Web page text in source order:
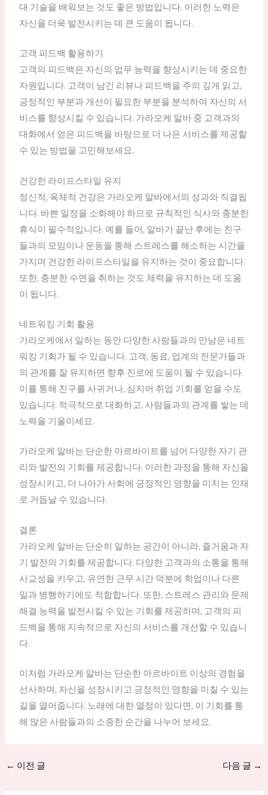
대 기술을 배워보는 것도 좋은 방법입니다. 이러한 노력은
자신을 더욱 발전시키는 데 큰 도움이 됩니다.
고객 피드백 활용하기
고객의 피드백은 자신의 업무 능력을 향상시키는 데 중요한
자원입니다. 고객이 남긴 리뷰나 피드백을 주의 깊게 읽고,
긍정적인 부분과 개선이 필요한 부분을 분석하여 자신의 서
비스를 향상시킬 수 있습니다. 가라오케 알바 중 고객과의
대화에서 얻은 피드백을 바탕으로 더 나은 서비스를 제공할
수 있는 방법을 고민해보세요.
건강한 라이프스타일 유지
정신적, 육체적 건강은 가라오케 알바에서의 성과와 직결됩
니다. 바쁜 일정을 소화해야 하므로 규칙적인 식사와 충분한
휴식이 필수적입니다. 예를 들어, 알바가 끝난 후에는 친구
들과의 모임이나 운동을 통해 스트레스를 해소하는 시간을
가지며 건강한 라이프스타일을 유지하는 것이 중요합니다.
또한, 충분한 수면을 취하는 것도 체력을 유지하는 데 도움
이 됩니다.
네트워킹 기회 활용
가라오케에서 일하는 동안 다양한 사람들과의 만남은 네트
워킹 기회가 될 수 있습니다. 고객, 동료, 업계의 전문가들과
의 관계를 잘 유지하면 향후 진로에 도움이 될 수 있습니다.
이를 통해 친구를 사귀거나, 심지어 취업 기회를 얻을 수도
있습니다. 적극적으로 대화하고, 사람들과의 관계를 쌓는 데
노력을 기울이세요.
가라오케 알바는 단순한 아르바이트를 넘어 다양한 자기 관
리와 발전의 기회를 제공합니다. 이러한 과정을 통해 자신을
성장시키고, 더 나아가 사회에 긍정적인 영향을 미치는 인재
로 거듭날 수 있습니다.
결론
가라오케 알바는 단순히 일하는 공간이 아니라, 즐거움과 자
기 발전의 기회를 제공합니다. 다양한 고객과의 소통을 통해
사교성을 키우고, 유연한 근무 시간 덕분에 학업이나 다른
일과 병행하기에도 적합합니다. 또한, 스트레스 관리와 문제
해결 능력을 발전시킬 수 있는 기회를 제공하며, 고객의 피
드백을 통해 지속적으로 자신의 서비스를 개선할 수 있습니
다.
이처럼 가라오케 알바는 단순한 아르바이트 이상의 경험을
선사하며, 자신을 성장시키고 긍정적인 영향을 미칠 수 있는
길을 열어줍니다. 노래에 대한 열정이 있다면, 이 기회를 통
해 많은 사람들과의 소중한 순간을 나누어 보세요.
← 이전 글 다음 글 →